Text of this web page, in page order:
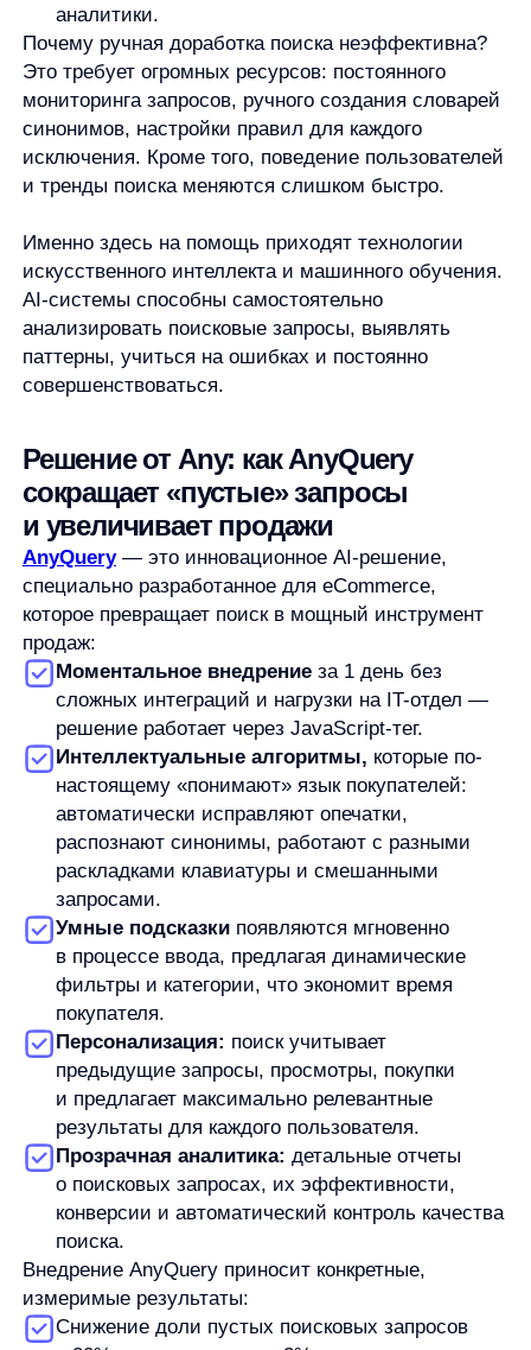
фильтры и категории, что экономит время
покупателя.
Персонализация:
предыдущие запросы, просмотры, покупки
и предлагает максимально релевантные
результаты для каждого пользователя.
Прозрачная аналитика:детальные отчеты
о поисковых запросах, их эффективности,
Внедрение AnyQuery приносит конкретные,
измеримые результаты:
Снижение доли пустых поисковых запросов
с 20% до минимальных 3%
Увеличение конверсии из поиска до 15%
Рост выручки на 20−30% за счет увеличения
магазинов используют поиск (и эти посетители
обычно имеют более высокий показатель
конверсии), улучшение поисковой
функциональности становится критически важным
фактором для роста бизнеса.
AnyQuery идеально подходит как для крупных
маркетплейсов с миллионами товаров, так и для
средних интернет-магазинов, стремящихся
оптимизировать пользовательский опыт
и увеличить продажи.
Примеры и кейсы: как топ-
ритейлеры решают проблему
пустых запросов
ВоинМаркет — магазин одежды и снаряжения для
активного отдыха и туризма — столкнулся
с проблемами в работе поиска на сайте, что
существенно снижало продажи. Показатели
до оптимизации (июнь 2024):
Конверсия сайта всего 0,52%
Процент нулевых запросов (без результатов
поиск а) 11,14%
Особенно острые проблемы наблюдались
в мобильной версии
Решение
Внедрение сервиса AnyQuery с ключевыми
особенностями:
Быстрая интеграция (1 день)
AI и ML-алгоритмы для улучшения
релевантности результатов
Усовершенствованный UX с интуитивным
фильтрами
Специальные механики для мобильных